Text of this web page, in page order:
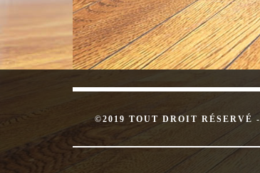
©2019 TOUT DROIT RÉSERVÉ -